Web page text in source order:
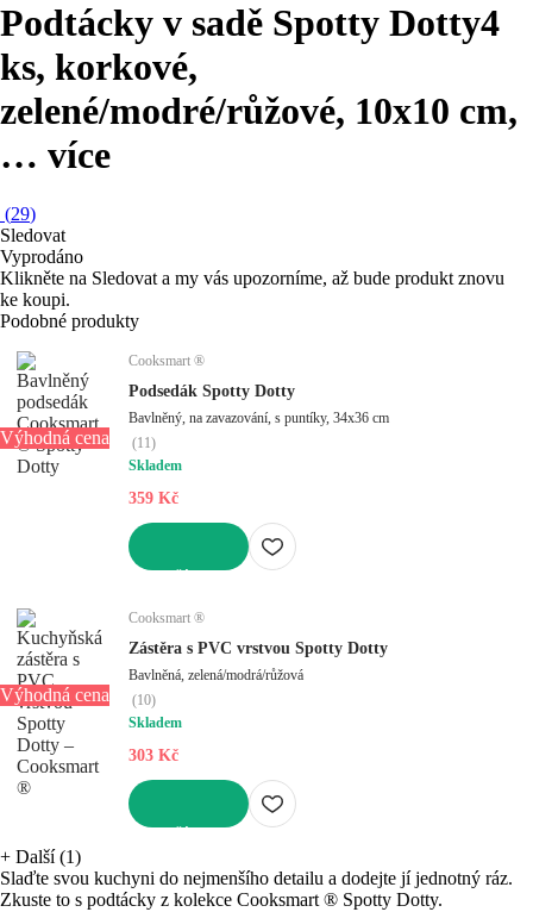
Podtácky v sadě Spotty Dotty4
ks, korkové,
zelené/modré/růžové, 10x10 cm,
… více
(29)
Sledovat
Vyprodáno
Klikněte na Sledovat a my vás upozorníme, až bude produkt znovu
ke koupi.
Podobné produkty
Výhodná cena
Cooksmart ®
Podsedák Spotty Dotty
Bavlněný, na zavazování, s puntíky, 34x36 cm
(11)
Skladem
359 Kč
Výhodná cena
Cooksmart ®
Zástěra s PVC vrstvou Spotty Dotty
Bavlněná, zelená/modrá/růžová
(10)
Skladem
303 Kč
+ Další (1)
Slaďte svou kuchyni do nejmenšího detailu a dodejte jí jednotný ráz.
Zkuste to s podtácky z kolekce Cooksmart ® Spotty Dotty.